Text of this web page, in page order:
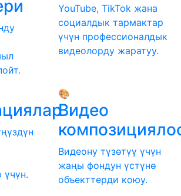
YouTube, TikTok жана
социалдык тармактар
үчүн профессионалдык
видеолорду жаратуу.
үчүн.
🎨
Видео
Видеону түзөтүү үчүн
жаңы фондун үстүнө
объекттерди коюу.